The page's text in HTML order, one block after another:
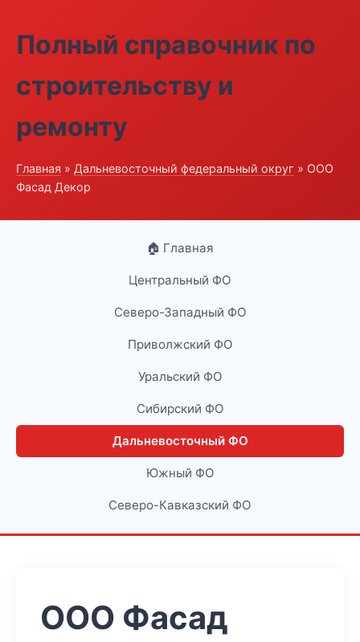
Полный справочник по
строительству и
ремонту
Главная » Дальневосточный федеральный округ » ООО
Фасад Декор
🏠 Главная
Центральный ФО
Северо-Западный ФО
Приволжский ФО
Уральский ФО
Сибирский ФО
Дальневосточный ФО
Южный ФО
Северо-Кавказский ФО
ООО Фасад